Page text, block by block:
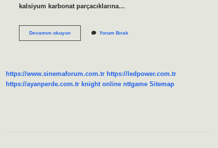
kalsiyum karbonat parçacıklarına…
Devamını okuyunMaldivler
Yorum Bırak
https://www.sinemaforum.com.tr https://ledpower.com.tr
https://ayanperde.com.tr knight online nttgame Sitemap